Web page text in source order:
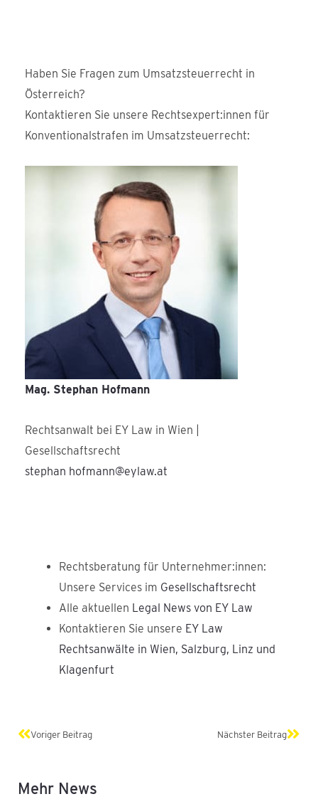
Haben Sie Fragen zum Umsatzsteuerrecht in
Österreich?
Kontaktieren Sie unsere Rechtsexpert:innen für
Konventionalstrafen im Umsatzsteuerrecht:
Mag. Stephan Hofmann
Rechtsanwalt bei EY Law in Wien |
Gesellschaftsrecht
stephan hofmann@eylaw.at
Rechtsberatung für Unternehmer:innen:
Unsere Services im Gesellschaftsrecht
Alle aktuellen Legal News von EY Law
Kontaktieren Sie unsere EY Law
Rechtsanwälte in Wien, Salzburg, Linz und
Klagenfurt
Zurück
Voriger Beitrag Nächster Beitrag
Mehr News